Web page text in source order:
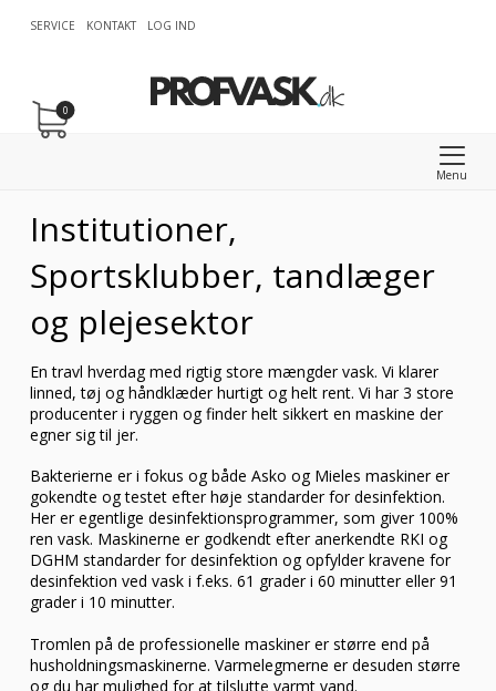
SERVICE KONTAKT LOG IND
Menu
0
Institutioner,
Sportsklubber, tandlæger
og plejesektor
En travl hverdag med rigtig store mængder vask. Vi klarer
linned, tøj og håndklæder hurtigt og helt rent. Vi har 3 store
producenter i ryggen og finder helt sikkert en maskine der
egner sig til jer.
Bakterierne er i fokus og både Asko og Mieles maskiner er
gokendte og testet efter høje standarder for desinfektion.
Her er egentlige desinfektionsprogrammer, som giver 100%
ren vask. Maskinerne er godkendt efter anerkendte RKI og
DGHM standarder for desinfektion og opfylder kravene for
desinfektion ved vask i f.eks. 61 grader i 60 minutter eller 91
grader i 10 minutter.
Tromlen på de professionelle maskiner er større end på
husholdningsmaskinerne. Varmelegmerne er desuden større
og du har mulighed for at tilslutte varmt vand.